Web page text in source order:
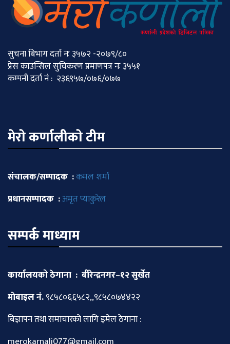
सुचना बिभाग दर्ता नः ३५७२ -२०७९/८०
प्रेस काउन्सिल सुचिकरण प्रमाणपत्र नः ३५५१
कम्पनी दर्ता नं : २३६९५७/०७६/०७७
मेराे कर्णालीकाे टीम
संचालक/सम्पादक :कमल शर्मा
प्रधानसम्पादक :अमृत प्याकुरेल
सम्पर्क माध्याम
कार्यालयको ठेगाना : बीरेन्द्रनगर–१२ सुर्खेत
माेबाइल नं.९८५८०६६५८२,,९८५८०७४४२२
बिज्ञापन तथा समाचारकाे लागि इमेल ठेगाना :